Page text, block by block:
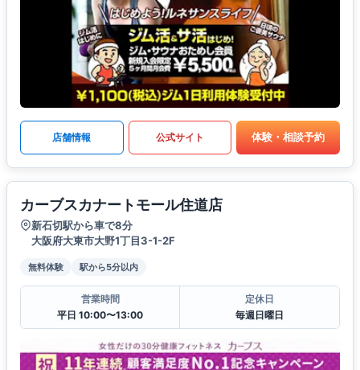
店舗情報 公式サイト 体験・相談予約
カーブスカナートモール住道店
新石切駅から車で8分
大阪府大東市大野1丁目3-1-2F
無料体験 駅から5分以内
営業時間
平日 10:00〜13:00
定休日
毎週日曜日